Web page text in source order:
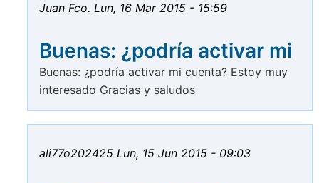
Juan Fco. Lun, 16 Mar 2015 - 15:59
Buenas: ¿podría activar mi
Buenas: ¿podría activar mi cuenta? Estoy muy
interesado Gracias y saludos
ali77o202425 Lun, 15 Jun 2015 - 09:03